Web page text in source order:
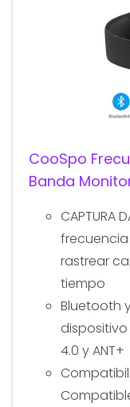
CooSpo
Banda
CAPTURA
rastrear
tiempo
Bluetooth y
4.0 y ANT+